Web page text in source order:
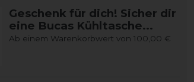
Geschenk für dich! Sicher dir
eine Bucas Kühltasche...
Ab einem Warenkorbwert von 100,00 €